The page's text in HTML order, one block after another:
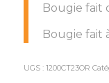
Bougie fait
Bougie fait
UGS : 1200CT23OR